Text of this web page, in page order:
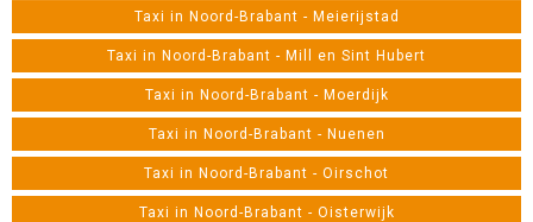
Taxi in Noord-Brabant - Meierijstad
Taxi in Noord-Brabant - Mill en Sint Hubert
Taxi in Noord-Brabant - Moerdijk
Taxi in Noord-Brabant - Nuenen
Taxi in Noord-Brabant - Oirschot
Taxi in Noord-Brabant - Oisterwijk